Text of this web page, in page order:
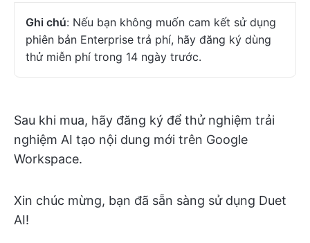
Ghi chú: Nếu bạn không muốn cam kết sử dụng
phiên bản Enterprise trả phí, hãy đăng ký dùng
thử miễn phí trong 14 ngày trước.
Sau khi mua, hãy đăng ký để thử nghiệm trải
nghiệm AI tạo nội dung mới trên Google
Workspace.
Xin chúc mừng, bạn đã sẵn sàng sử dụng Duet
AI!